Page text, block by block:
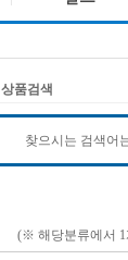
상품검색
찾으시는 검색어
(※ 해당분류에서 1